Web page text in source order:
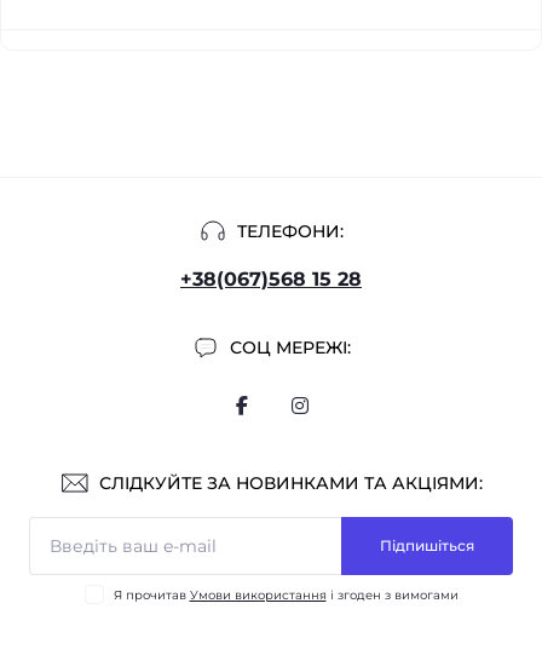
ТЕЛЕФОНИ:
+38(067)568 15 28
СОЦ МЕРЕЖІ:
СЛІДКУЙТЕ ЗА НОВИНКАМИ ТА АКЦІЯМИ:
Підпишіться
Я прочитав Умови використання і згоден з вимогами